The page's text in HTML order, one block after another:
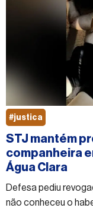
STJ mantém
companheira
Água Clara
Defesa pediu
não conheceu o
#justica